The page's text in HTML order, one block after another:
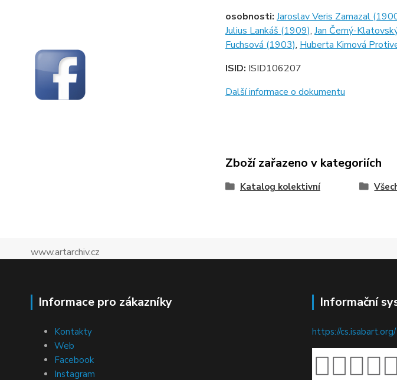
osobnosti: Jaroslav Veris Zamazal
Julius Lankáš (1909), Jan Černý-
Fuchsová (1903), Huberta Kimová
ISID: ISID106207
Další informace o dokumentu
Zboží zařazeno v kategoriích
Katalog kolektivní
www.artarchiv.cz
Informace pro zákazníky
Kontakty
Web
Facebook
Instagram
Informační
https://cs.isabart.org/